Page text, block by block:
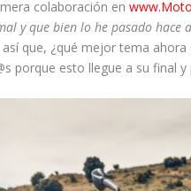
colaboración en
y que bien lo he pasado
que, ¿qué mejor tema
porque esto llegue a su final